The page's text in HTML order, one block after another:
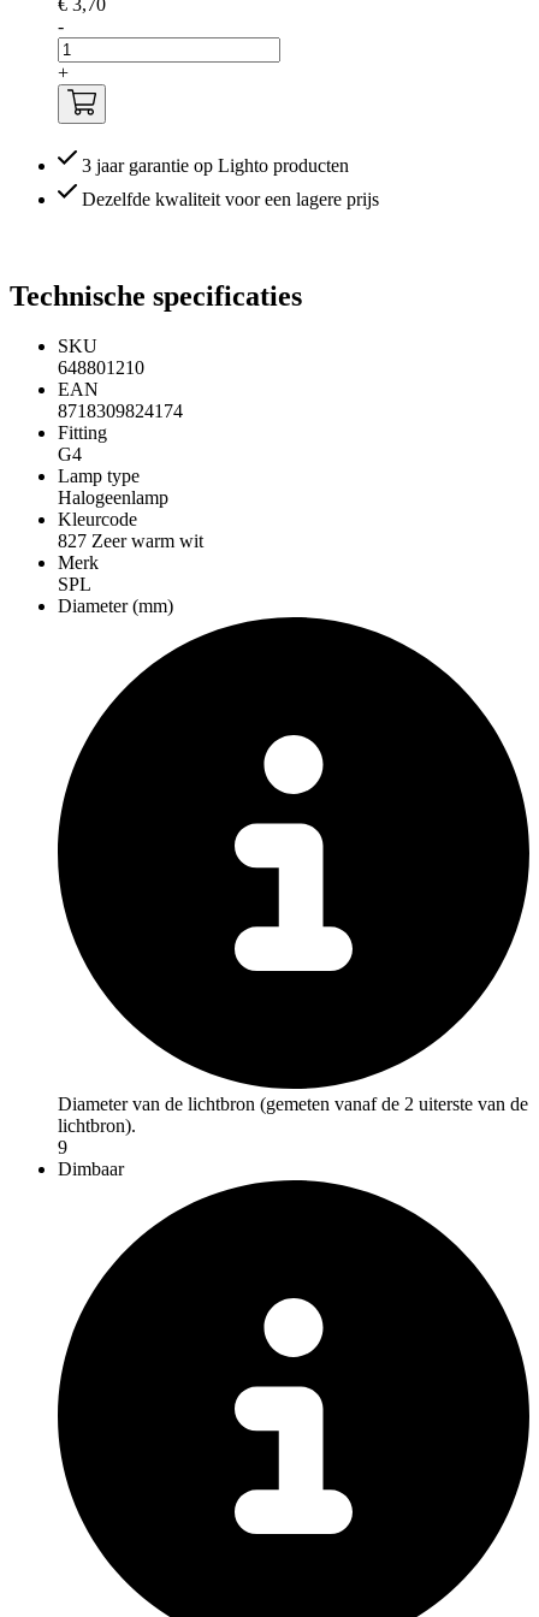
-
+
3 jaar garantie op Lighto producten
Dezelfde kwaliteit voor een lagere prijs
Technische specificaties
SKU
648801210
EAN
8718309824174
Fitting
G4
Lamp type
Halogeenlamp
Kleurcode
827 Zeer warm wit
Merk
SPL
Diameter (mm)
Diameter van de lichtbron (gemeten vanaf de 2 uiterste van de
lichtbron).
9
Dimbaar